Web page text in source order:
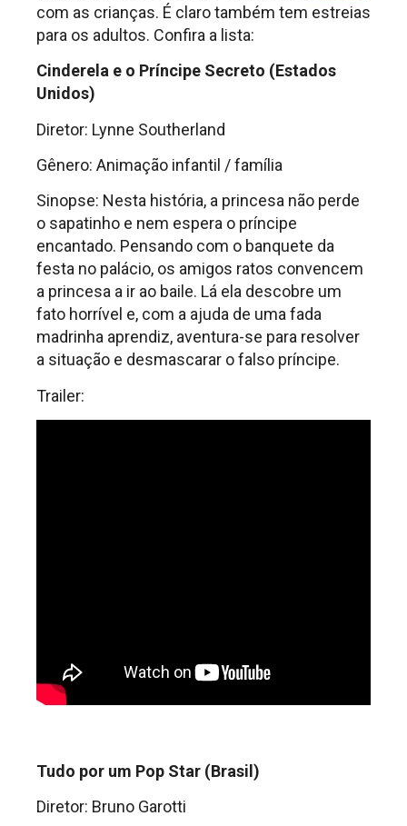
com as crianças. É claro também tem estreias
para os adultos. Confira a lista:
Cinderela e o Príncipe Secreto (Estados
Unidos)
Diretor: Lynne Southerland
Gênero: Animação infantil / família
Sinopse: Nesta história, a princesa não perde
o sapatinho e nem espera o príncipe
encantado. Pensando com o banquete da
festa no palácio, os amigos ratos convencem
a princesa a ir ao baile. Lá ela descobre um
fato horrível e, com a ajuda de uma fada
madrinha aprendiz, aventura-se para resolver
a situação e desmascarar o falso príncipe.
Trailer:
Tudo por um Pop Star (Brasil)
Diretor: Bruno Garotti